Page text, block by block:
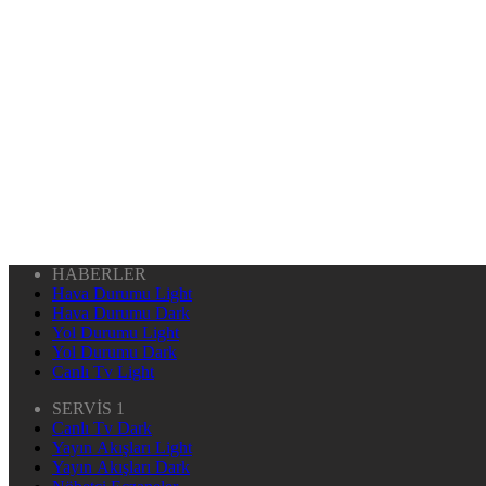
HABERLER
Hava Durumu Light
Hava Durumu Dark
Yol Durumu Light
Yol Durumu Dark
Canlı Tv Light
SERVİS 1
Canlı Tv Dark
Yayın Akışları Light
Yayın Akışları Dark